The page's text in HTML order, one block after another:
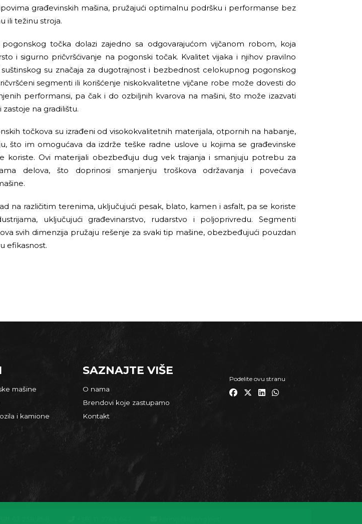
građevinskih mašina, pružajući optimalnu podršku i performanse bez
ili težinu stroja.
točka dolazi zajedno sa odgovarajućom vijčanom robom, koja
i sigurno pričvršćivanje na pogonski točak. Kvalitet vijaka i njihov pravilno
su značaja za dugotrajnost i bezbednost celokupnog pogonskog
segmenti ili korišćenje niskokvalitetne vijčane robe može dovesti do
performansi, pa čak i do ozbiljnih kvarova na mašini, što može izazvati
na gradilištu.
točkova su izrađeni od visokokvalitetnih materijala, otpornih na habanje,
što im omogućava da izdrže teške radne uslove u kojima se građevinske
koriste. Ovi materijali obezbeđuju dug vek trajanja i smanjuju potrebu za
delova, što doprinosi smanjenju troškova održavanja i povećava
na različitim terenima, uključujući pesak, blato, kamen i asfalt, pa se koriste
uključujući građevinarstvo, rudarstvo i poljoprivredu. Segmenti
svih dimenzija pružaju rešenje za svaki tip mašine, obezbeđujući pouzdan
efikasnost.
mašine
i kamione
SAZNAJTE VIŠE
O nama
Brendovi koje zastupamo
Kontakt
Podelite ovu stranu